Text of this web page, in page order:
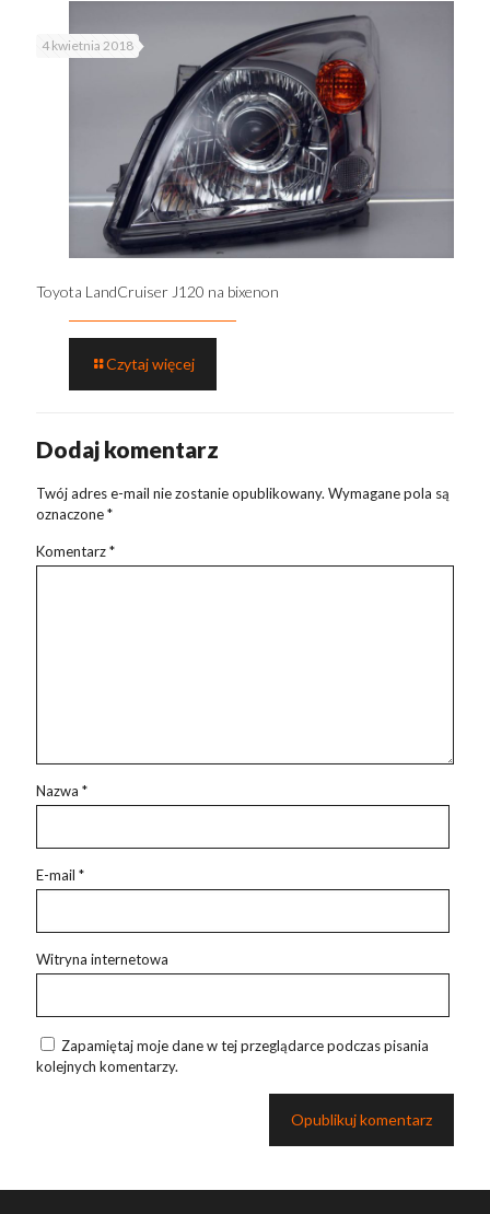
4 kwietnia 2018
Toyota LandCruiser J120 na bixenon
Czytaj więcej
Dodaj komentarz
Twój adres e-mail nie zostanie opublikowany. Wymagane pola są
oznaczone*
Komentarz*
Nazwa *
E-mail *
Witryna internetowa
Zapamiętaj moje dane w tej przeglądarce podczas pisania
kolejnych komentarzy.